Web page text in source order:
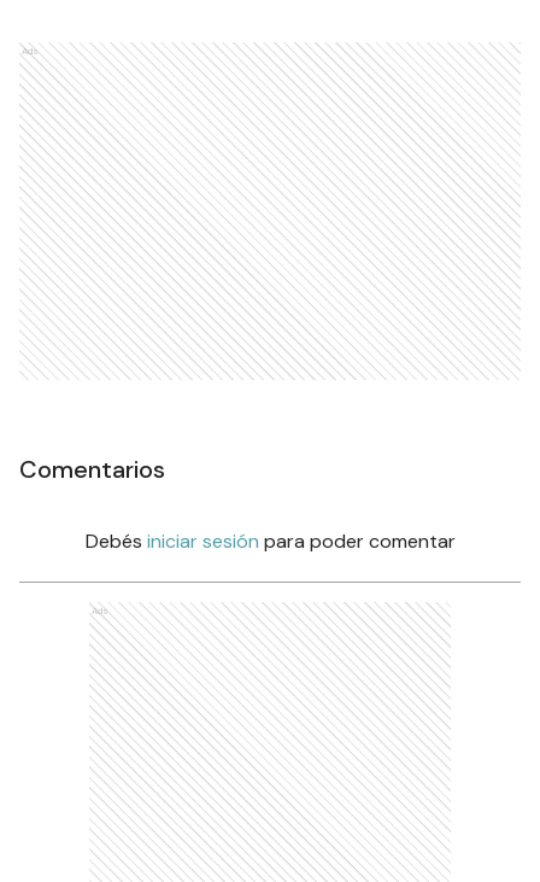
Ads
Comentarios
Debés iniciar sesión para poder comentar
Ads